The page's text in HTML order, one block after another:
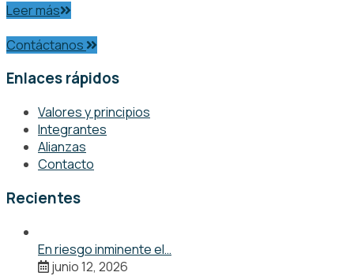
Leer más
Contáctanos
Enlaces rápidos
Valores y principios
Integrantes
Alianzas
Contacto
Recientes
En riesgo inminente el…
junio 12, 2026